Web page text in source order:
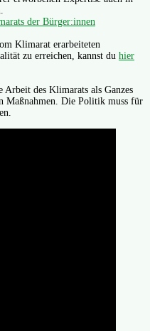
der Bürger:innen
Klimarat erarbeiteten
zu erreichen, kannst du hier
des Klimarats als Ganzes
Maßnahmen. Die Politik muss für